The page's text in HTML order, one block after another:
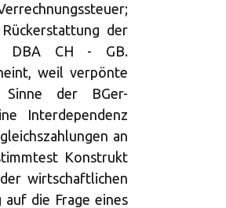
der
DBA CH - GB.
weil verpönte
der BGer-
Interdependenz
an
Konstrukt
wirtschaftlichen
die Frage eines